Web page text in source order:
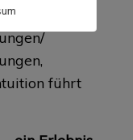
führt